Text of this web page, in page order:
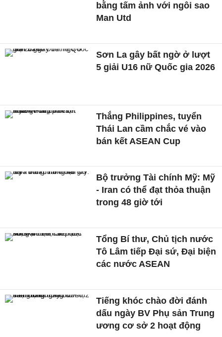
bằng tấm ảnh với ngôi sao
Man Utd
Sơn La gây bất ngờ ở lượt
5 giải U16 nữ Quốc gia 2026
Thắng Philippines, tuyển
Thái Lan cầm chắc vé vào
bán kết ASEAN Cup
Bộ trưởng Tài chính Mỹ: Mỹ
- Iran có thể đạt thỏa thuận
trong 48 giờ tới
Tổng Bí thư, Chủ tịch nước
Tô Lâm tiếp Đại sứ, Đại biện
các nước ASEAN
Tiếng khóc chào đời đánh
dấu ngày BV Phụ sản Trung
ương cơ sở 2 hoạt động